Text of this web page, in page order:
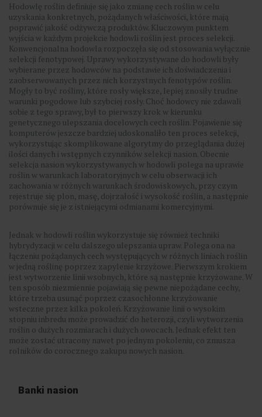
Hodowlę roślin definiuje się jako zmianę cech roślin w celu
uzyskania konkretnych, pożądanych właściwości, które mają
poprawić jakość odżywczą produktów. Kluczowym punktem
wyjścia w każdym projekcie hodowli roślin jest proces selekcji.
Konwencjonalna hodowla rozpoczęła się od stosowania wyłącznie
selekcji fenotypowej. Uprawy wykorzystywane do hodowli były
wybierane przez hodowców na podstawie ich doświadczenia i
zaobserwowanych przez nich korzystnych fenotypów roślin.
Mogły to być rośliny, które rosły większe, lepiej znosiły trudne
warunki pogodowe lub szybciej rosły. Choć hodowcy nie zdawali
sobie z tego sprawy, był to pierwszy krok w kierunku
genetycznego ulepszania docelowych cech roślin. Pojawienie się
komputerów jeszcze bardziej udoskonaliło ten proces selekcji,
wykorzystując skomplikowane algorytmy do przeglądania dużej
ilości danych i wstępnych czynników selekcji nasion. Obecnie
selekcja nasion wykorzystywanych w hodowli polega na uprawie
roślin w warunkach laboratoryjnych w celu obserwacji ich
zachowania w różnych warunkach środowiskowych, przy czym
rejestruje się plon, masę, dojrzałość i wysokość roślin, a następnie
porównuje się je z istniejącymi odmianami komercyjnymi.
Jednak w hodowli roślin wykorzystuje się również techniki
hybrydyzacji w celu dalszego ulepszania upraw. Polega ona na
łączeniu pożądanych cech występujących w różnych liniach roślin
w jedną roślinę poprzez zapylenie krzyżowe. Pierwszym krokiem
jest wytworzenie linii wsobnych, które są następnie krzyżowane. W
ten sposób niezmiennie pojawiają się pewne niepożądane cechy,
które trzeba usunąć poprzez czasochłonne krzyżowanie
wsteczne przez kilka pokoleń. Krzyżowanie linii o wysokim
stopniu inbredu może prowadzić do heterozji, czyli wytworzenia
roślin o dużych rozmiarach i dużych owocach. Jednak efekt ten
może zostać utracony nawet po jednym pokoleniu, co zmusza
rolników do corocznego zakupu nowych nasion.
Banki nasion